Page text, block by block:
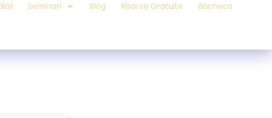
Seminari Blog Risorse Gratuite Bacheca